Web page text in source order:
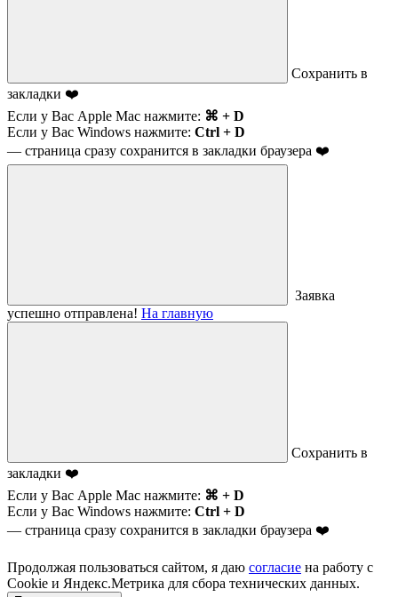
Сохранить в
закладки ❤️
Если у Вас Apple Mac нажмите: ⌘ + D
Если у Вас Windows нажмите: Ctrl + D
— страница сразу сохранится в закладки браузера ❤️
Заявка
успешно отправлена! На главную
Сохранить в
закладки ❤️
Если у Вас Apple Mac нажмите: ⌘ + D
Если у Вас Windows нажмите: Ctrl + D
— страница сразу сохранится в закладки браузера ❤️
Продолжая пользоваться сайтом, я даю согласие на работу с
Cookie и Яндекс.Метрика для сбора технических данных.